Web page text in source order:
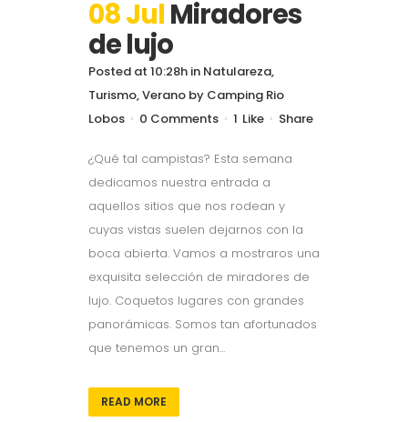
08 Jul Miradores
de lujo
Posted at 10:28h in Natulareza,
Turismo,Verano by Camping Rio
Lobos
0 Comments 1 Like Share
¿Qué tal campistas? Esta semana
dedicamos nuestra entrada a
aquellos sitios que nos rodean y
cuyas vistas suelen dejarnos con la
boca abierta. Vamos a mostraros una
exquisita selección de miradores de
lujo. Coquetos lugares con grandes
panorámicas. Somos tan afortunados
que tenemos un gran...
READ MORE